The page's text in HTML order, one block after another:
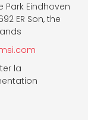
Park Eindhoven
ER Son, the
la